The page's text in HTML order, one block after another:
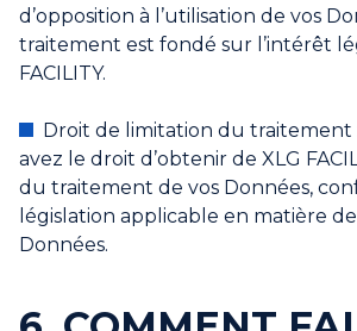
d’opposition à l’utilisation de vos
traitement est fondé sur l’intérêt
FACILITY.
Droit de limitation du traitement
avez le droit d’obtenir de XLG
du traitement de vos Données,
législation applicable en matière
Données.